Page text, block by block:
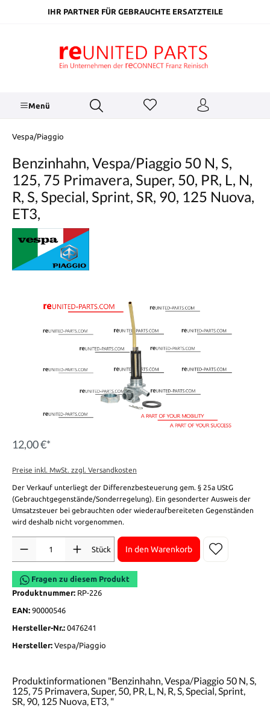
springenIHR PARTNER FÜR GEBRAUCHTE ERSATZTEILE
Menü
Vespa/Piaggio
Benzinhahn, Vespa/Piaggio 50 N, S,
125, 75 Primavera, Super, 50, PR, L, N,
R, S, Special, Sprint, SR, 90, 125 Nuova,
ET3,
12,00 €*
Preise inkl. MwSt. zzgl. Versandkosten
Der Verkauf unterliegt der Differenzbesteuerung gem. § 25a UStG
(Gebrauchtgegenstände/Sonderregelung). Ein gesonderter Ausweis der
Umsatzsteuer bei gebrauchten oder wiederaufbereiteten Gegenständen
wird deshalb nicht vorgenommen.
Stück
In den Warenkorb
Fragen zu diesem Produkt
Produktnummer: RP-226
EAN: 90000546
Hersteller-Nr.: 0476241
Hersteller: Vespa/Piaggio
Produktinformationen "Benzinhahn, Vespa/Piaggio 50 N, S,
125, 75 Primavera, Super, 50, PR, L, N, R, S, Special, Sprint,
SR, 90, 125 Nuova, ET3, "